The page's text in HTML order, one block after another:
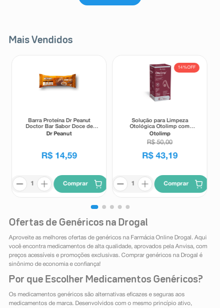
Mais Vendidos
Barra Proteína Dr Peanut
Doctor Bar Sabor Doce de
Leite 62g
Dr Peanut
R$ 14,59
Comprar
14%OFF
Solução para Limpeza
Otológica Otolimp com
Gotejador 2ml
Otolimp
R$ 50,00
R$ 43,19
Comprar
Ofertas de Genéricos na Drogal
Aproveite as melhores ofertas de genéricos na Farmácia Online Drogal. Aqui
você encontra medicamentos de alta qualidade, aprovados pela Anvisa, com
preços acessíveis e promoções exclusivas. Comprar genéricos na Drogal é
sinônimo de economia e confiança!
Por que Escolher Medicamentos Genéricos?
Os medicamentos genéricos são alternativas eficazes e seguras aos
medicamentos de marca. Desenvolvidos com o mesmo princípio ativo,